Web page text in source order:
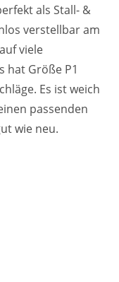
als Stall- &
verstellbar am
viele
hat Größe P1
Es ist weich
passenden
wie neu.